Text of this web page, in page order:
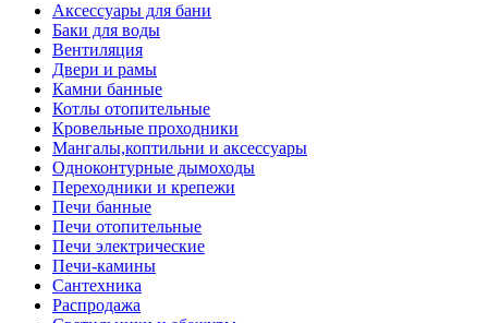
Аксессуары для бани
Баки для воды
Вентиляция
Двери и рамы
Камни банные
Котлы отопительные
Кровельные проходники
Мангалы,коптильни и аксессуары
Одноконтурные дымоходы
Переходники и крепежи
Печи банные
Печи отопительные
Печи электрические
Печи-камины
Сантехника
Распродажа